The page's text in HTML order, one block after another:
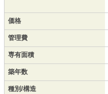
価格
管理費
専有面積
築年数
種別/構造